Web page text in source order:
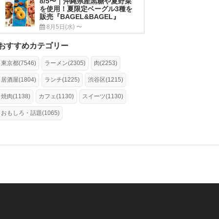
を使用！夏限定ベーグル3種を
販売『BAGEL&BAGEL』
8月5日(水) 〜
すすめカテゴリー
東京都(7546) ラーメン(2305) 肉(2253)
居酒屋(1804) ランチ(1225) 渋谷区(1215)
焼肉(1138) カフェ(1130) スイーツ(1130)
おもしろ・話題(1065)